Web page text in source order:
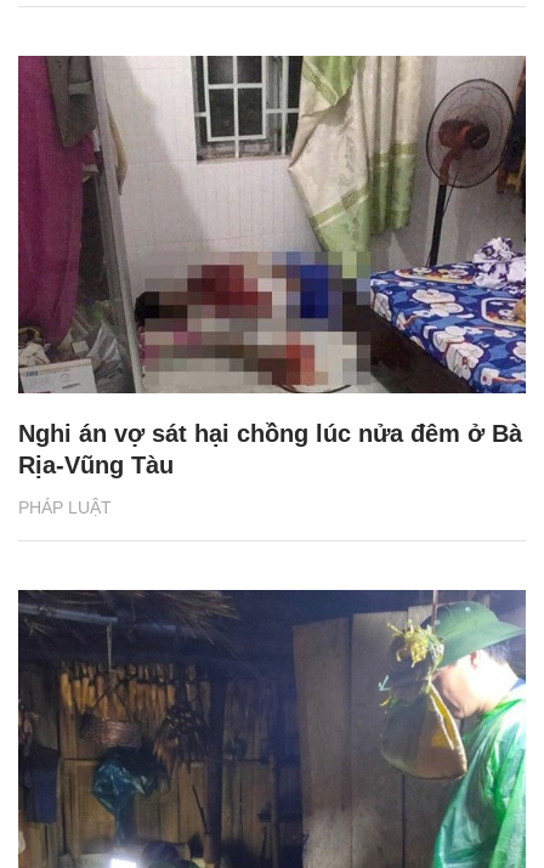
PHÁP LUẬT
Nghi án vợ sát hại chồng lúc nửa đêm ở Bà
Rịa-Vũng Tàu